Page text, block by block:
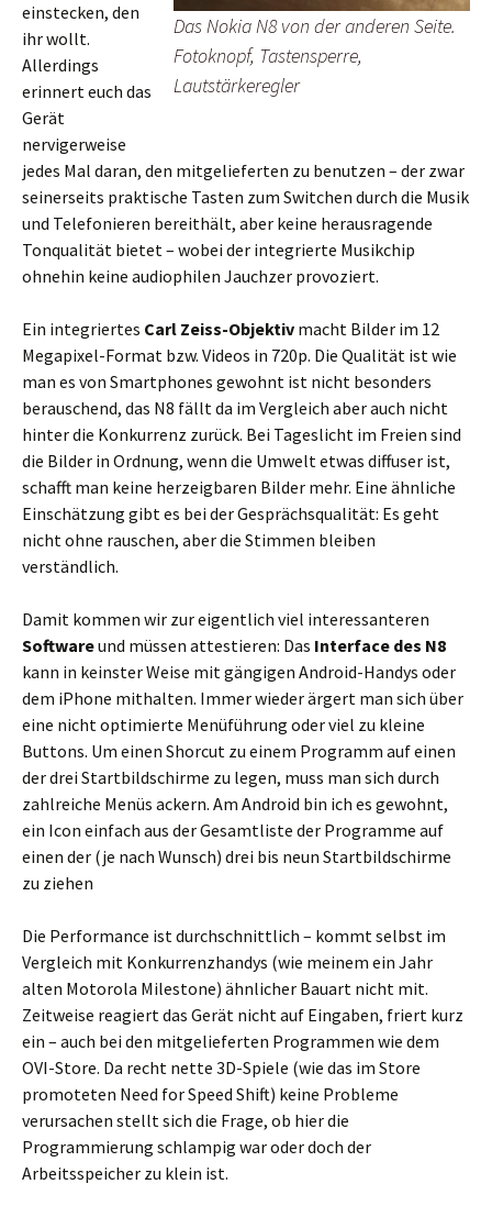
Das Nokia N8 von der anderen Seite.
Fotoknopf, Tastensperre,
Lautstärkeregler
einstecken, den
ihr wollt.
Allerdings
erinnert euch das
Gerät
nervigerweise
jedes Mal daran, den mitgelieferten zu benutzen – der zwar
seinerseits praktische Tasten zum Switchen durch die Musik
und Telefonieren bereithält, aber keine herausragende
Tonqualität bietet – wobei der integrierte Musikchip
ohnehin keine audiophilen Jauchzer provoziert.
Ein integriertes Carl Zeiss-Objektiv macht Bilder im 12
Megapixel-Format bzw. Videos in 720p. Die Qualität ist wie
man es von Smartphones gewohnt ist nicht besonders
berauschend, das N8 fällt da im Vergleich aber auch nicht
hinter die Konkurrenz zurück. Bei Tageslicht im Freien sind
die Bilder in Ordnung, wenn die Umwelt etwas diffuser ist,
schafft man keine herzeigbaren Bilder mehr. Eine ähnliche
Einschätzung gibt es bei der Gesprächsqualität: Es geht
nicht ohne rauschen, aber die Stimmen bleiben
verständlich.
Damit kommen wir zur eigentlich viel interessanteren
Softwareund müssen attestieren: Das Interface des N8
kann in keinster Weise mit gängigen Android-Handys oder
dem iPhone mithalten. Immer wieder ärgert man sich über
eine nicht optimierte Menüführung oder viel zu kleine
Buttons. Um einen Shorcut zu einem Programm auf einen
der drei Startbildschirme zu legen, muss man sich durch
zahlreiche Menüs ackern. Am Android bin ich es gewohnt,
ein Icon einfach aus der Gesamtliste der Programme auf
einen der (je nach Wunsch) drei bis neun Startbildschirme
zu ziehen
Die Performance ist durchschnittlich – kommt selbst im
Vergleich mit Konkurrenzhandys (wie meinem ein Jahr
alten Motorola Milestone) ähnlicher Bauart nicht mit.
Zeitweise reagiert das Gerät nicht auf Eingaben, friert kurz
ein – auch bei den mitgelieferten Programmen wie dem
OVI-Store. Da recht nette 3D-Spiele (wie das im Store
promoteten Need for Speed Shift) keine Probleme
verursachen stellt sich die Frage, ob hier die
Programmierung schlampig war oder doch der
Arbeitsspeicher zu klein ist.